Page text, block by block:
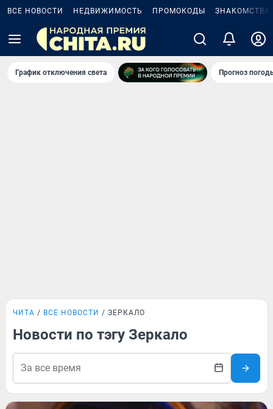
ВСЕ НОВОСТИ НЕДВИЖИМОСТЬ ПРОМОКОДЫ ЗНАКОМСТВА
График отключения света Прогноз
ЧИТА ВСЕ НОВОСТИ ЗЕРКАЛО
Новости по тэгу Зеркало